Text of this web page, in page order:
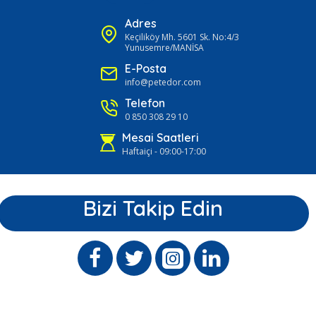
Adres
Keçiliköy Mh. 5601 Sk. No:4/3
Yunusemre/MANİSA
E-Posta
info@petedor.com
Telefon
0 850 308 29 10
Mesai Saatleri
Haftaiçi - 09:00-17:00
Bizi Takip Edin